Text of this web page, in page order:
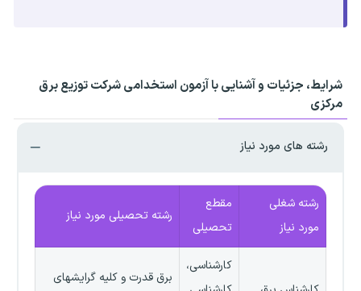
شرایط، جزئیات و آشنایی با آزمون استخدامی شرکت توزیع برق
مرکزی
رشته های مورد نیاز
رشته شغلی
مورد نیاز
مقطع
تحصیلی
رشته تحصیلی مورد نیاز
کارشناسی،
برق قدرت و کلیه گرایشهای